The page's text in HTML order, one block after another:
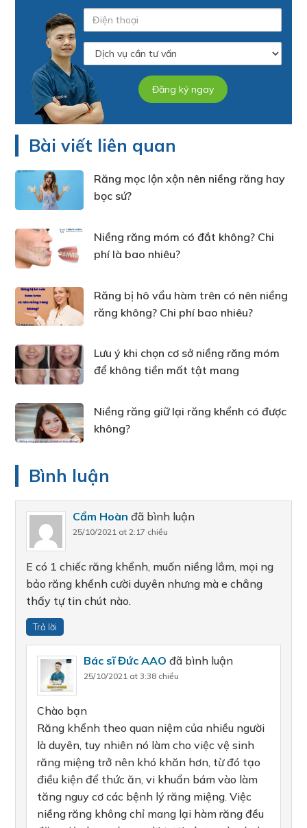
Bài viết liên quan
Răng mọc lộn xộn nên niềng răng hay
bọc sứ?
Niềng răng móm có đắt không? Chi
phí là bao nhiêu?
Răng bị hô vẩu hàm trên có nên niềng
răng không? Chi phí bao nhiêu?
Lưu ý khi chọn cơ sở niềng răng móm
để không tiền mất tật mang
Niềng răng giữ lại răng khểnh có được
không?
Bình luận
Cẩm Hoàn đã bình luận
25/10/2021 at 2:17 chiều
E có 1 chiếc răng khểnh, muốn niềng lắm, mọi ng
bảo răng khểnh cười duyên nhưng mà e chẳng
thấy tự tin chút nào.
Trả lời
Bác sĩ Đức AAO đã bình luận
25/10/2021 at 3:38 chiều
Chào bạn
Răng khểnh theo quan niệm của nhiều người
là duyên, tuy nhiên nó làm cho việc vệ sinh
răng miệng trở nên khó khăn hơn, từ đó tạo
điều kiện để thức ăn, vi khuẩn bám vào làm
tăng nguy cơ các bệnh lý răng miệng. Việc
niềng răng không chỉ mang lại hàm răng đều